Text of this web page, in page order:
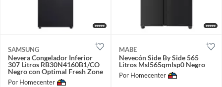
SAMSUNG
Nevera Congelador Inferior
307 Litros RB30N4160B1/CO
Negro con Optimal Fresh Zone
Por Homecenter
MABE
Nevecón Side By Side 565
Litros Msl565qmlsp0 Negro
Por Homecenter